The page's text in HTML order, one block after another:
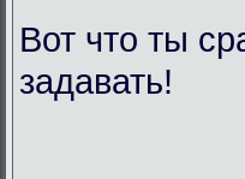
Вот что ты
задавать!